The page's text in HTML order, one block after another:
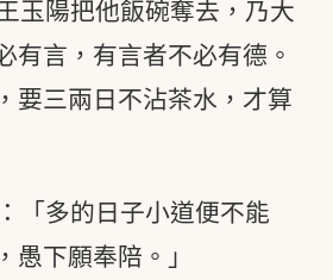
玉陽把他飯碗奪去，乃大
有言，有言者不必有德。
要三兩日不沾茶水，才算
「多的日子小道便不能
愚下願奉陪。」